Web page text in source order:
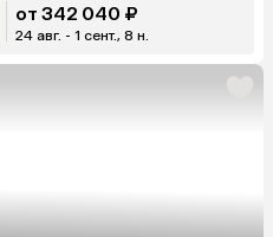
от 342 040 ₽
24 авг. - 1 сент., 8 н.